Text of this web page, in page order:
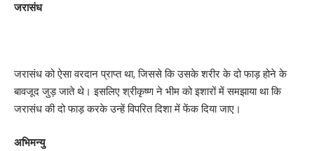
जरासंध
जरासंध को ऐसा वरदान प्राप्त था, जिससे कि उसके शरीर के दो फाड़ होने के
बावजूद जुड़ जाते थे। इसलिए श्रीकृष्ण ने भीम को इशारों में समझाया था कि
जरासंध की दो फाड़ करके उन्हें विपरित दिशा में फेंक दिया जाए।
अभिमन्यु